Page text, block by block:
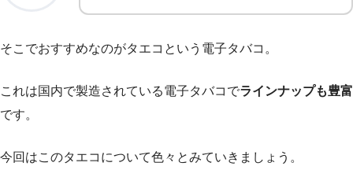
そこでおすすめなのがタエコという電子タバコ。
これは国内で製造されている電子タバコでラインナップも豊富
です。
今回はこのタエコについて色々とみていきましょう。